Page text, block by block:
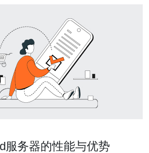
服务器的性能与优势